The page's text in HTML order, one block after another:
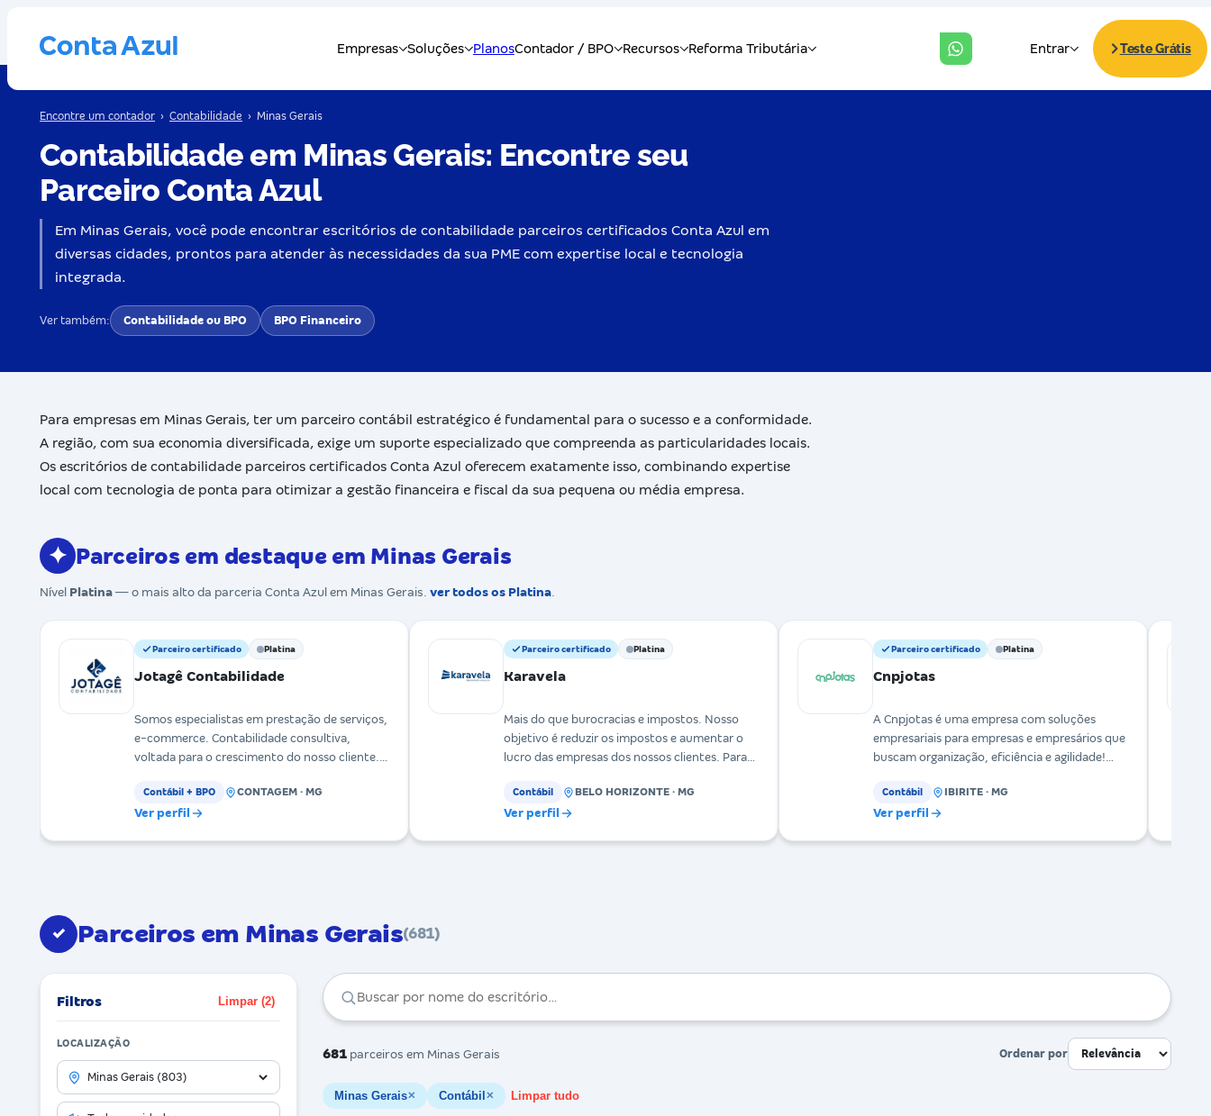
Encontre um contador › Contabilidade › Minas Gerais
Contabilidade em Minas Gerais: Encontre seu
Parceiro Conta Azul
Em Minas Gerais, você pode encontrar escritórios de contabilidade parceiros certificados Conta Azul em
diversas cidades, prontos para atender às necessidades da sua PME com expertise local e tecnologia
integrada.
Ver também: Contabilidade ou BPO BPO Financeiro
Para empresas em Minas Gerais, ter um parceiro contábil estratégico é fundamental para o sucesso e a conformidade.
A região, com sua economia diversificada, exige um suporte especializado que compreenda as particularidades locais.
Os escritórios de contabilidade parceiros certificados Conta Azul oferecem exatamente isso, combinando expertise
local com tecnologia de ponta para otimizar a gestão financeira e fiscal da sua pequena ou média empresa.
✦ Parceiros em destaque em Minas Gerais
Nível Platina — o mais alto da parceria Conta Azul em Minas Gerais. ver todos os Platina.
Parceiro certificado Platina
Jotagê Contabilidade
Somos especialistas em prestação de serviços,
e-commerce. Contabilidade consultiva,
voltada para o crescimento do nosso cliente.
Contábil + BPO CONTAGEM · MG
Ver perfil
Parceiro certificado Platina
Karavela
Mais do que burocracias e impostos. Nosso
objetivo é reduzir os impostos e aumentar o
lucro das empresas dos nossos clientes. Para
Contábil BELO HORIZONTE · MG
Ver perfil
Parceiro certificado Platina
Cnpjotas
A Cnpjotas é uma empresa com soluções
empresariais para empresas e empresários que
buscam organização, eficiência e agilidade!
Contábil IBIRITE · MG
Ver perfil
✓ Parceiros em Minas Gerais(681)
Filtros Limpar (2)
LOCALIZAÇÃO
681 parceiros em Minas Gerais Ordenar por
Minas Gerais✕ Contábil ✕ Limpar tudo